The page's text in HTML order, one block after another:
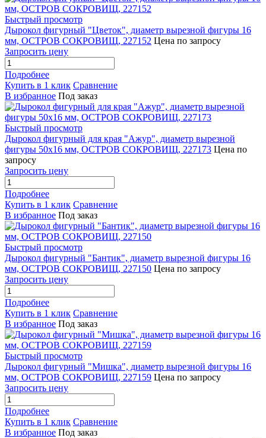
Быстрый просмотр
Дырокол фигурный "Цветок", диаметр вырезной фигуры 16
мм, ОСТРОВ СОКРОВИЩ, 227152 Цена по запросу
Запросить цену
Подробнее
Купить в 1 клик Сравнение
В избранное Под заказ
Быстрый просмотр
Дырокол фигурный для края "Ажур", диаметр вырезной
фигуры 50х16 мм, ОСТРОВ СОКРОВИЩ, 227173 Цена по
запросу
Запросить цену
Подробнее
Купить в 1 клик Сравнение
В избранное Под заказ
Быстрый просмотр
Дырокол фигурный "Бантик", диаметр вырезной фигуры 16
мм, ОСТРОВ СОКРОВИЩ, 227150 Цена по запросу
Запросить цену
Подробнее
Купить в 1 клик Сравнение
В избранное Под заказ
Быстрый просмотр
Дырокол фигурный "Мишка", диаметр вырезной фигуры 16
мм, ОСТРОВ СОКРОВИЩ, 227159 Цена по запросу
Запросить цену
Подробнее
Купить в 1 клик Сравнение
В избранное Под заказ